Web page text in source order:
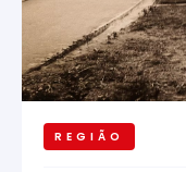
REGIÃO